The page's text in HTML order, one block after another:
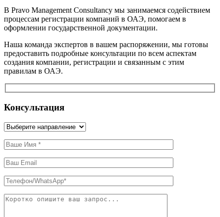
В Pravo Management Consultancy мы занимаемся содействием
процессам регистрации компаний в ОАЭ, помогаем в
оформлении государственной документации.
Наша команда экспертов в вашем распоряжении, мы готовы
предоставить подробные консультации по всем аспектам
создания компании, регистрации и связанным с этим
правилам в ОАЭ.
Консультация